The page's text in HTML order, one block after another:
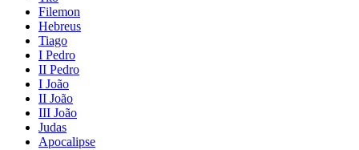
Filemon
Hebreus
Tiago
I Pedro
II Pedro
I João
II João
III João
Judas
Apocalipse